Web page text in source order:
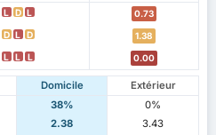
L D L 0.73
D L D 1.38
L L L 0.00
Domicile
Extérieur
38%
0%
2.38
3.43